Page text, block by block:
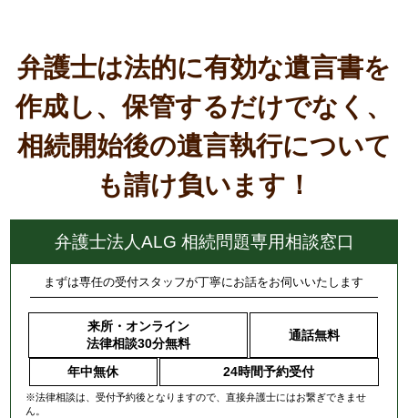
弁護士は法的に有効な遺言書を
作成し、保管するだけでなく、
相続開始後の遺言執行について
も請け負います！
弁護士法人ALG 相続問題専用相談窓口
まずは専任の受付スタッフが丁寧にお話をお伺いいたします
来所・オンライン
法律相談30分無料
通話無料
年中無休 24時間予約受付
※法律相談は、受付予約後となりますので、直接弁護士にはお繋ぎできませ
ん。